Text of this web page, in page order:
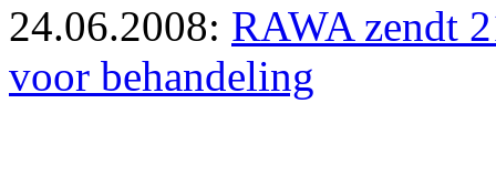
24.06.2008: RAWA zendt
voor behandeling